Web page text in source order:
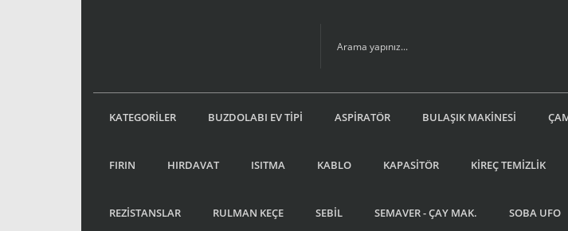
KATEGORİLER BUZDOLABI EV TİPİ ASPİRATÖR BULAŞIK MAKİNESİ
FIRIN HIRDAVAT ISITMA KABLO KAPASİTÖR KİREÇ TEMİZLİK
REZİSTANSLAR RULMAN KEÇE SEBİL SEMAVER - ÇAY MAK. SOBA UFO